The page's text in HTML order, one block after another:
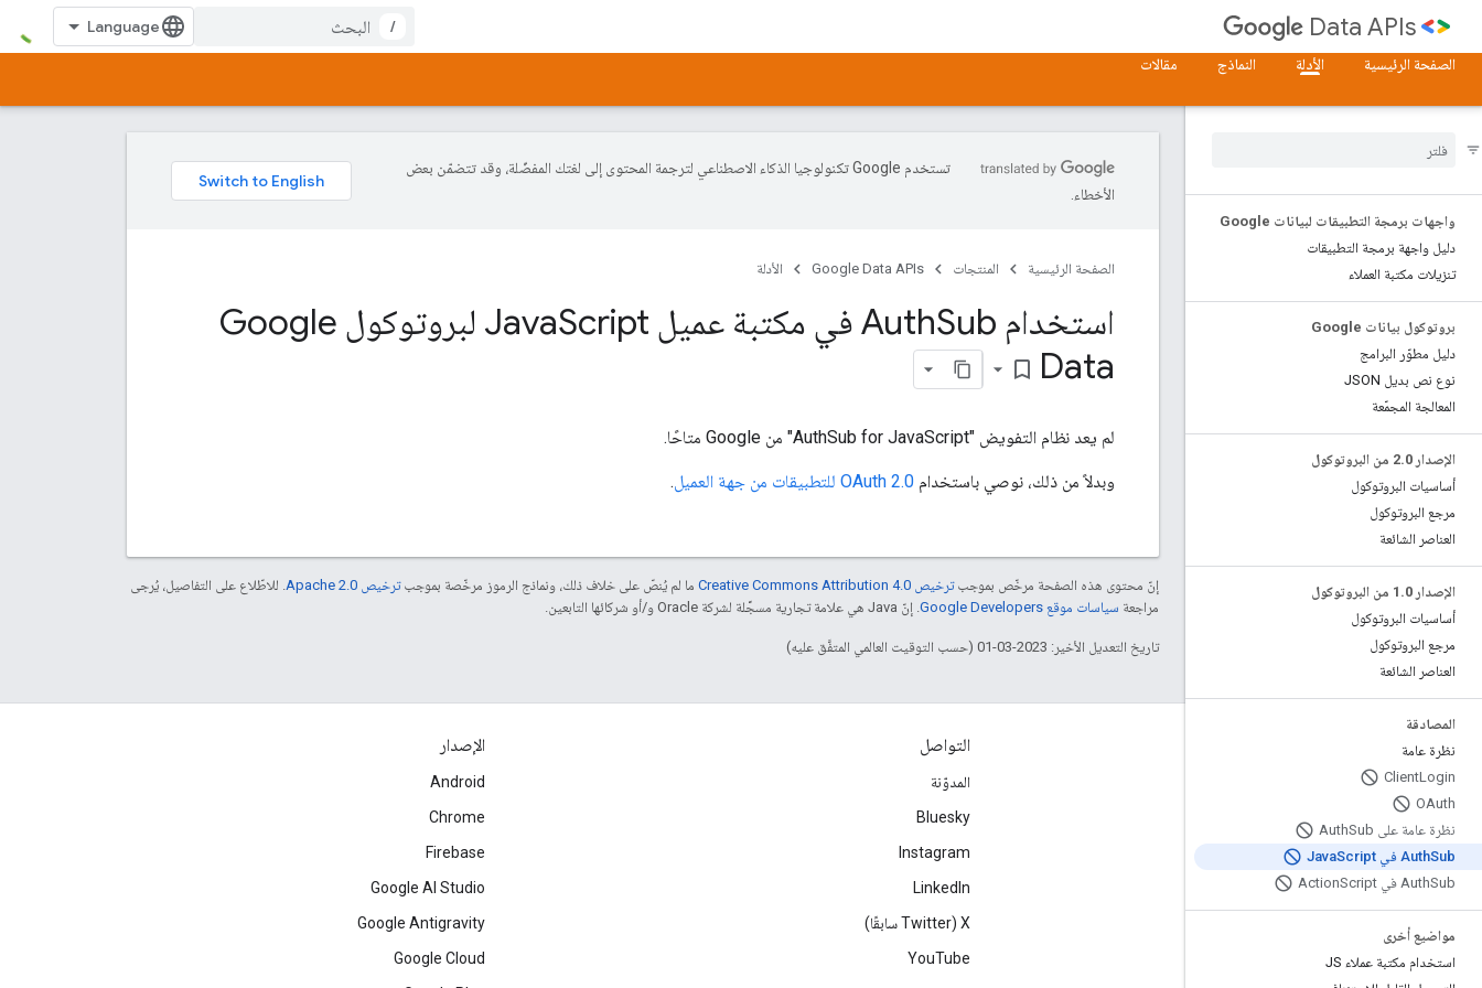
Data APIs
/
الصفحة الرئيسية
الأدلة النماذج مقالات
واجهات برمجة التطبيقات لبيانات Google
دليل واجهة برمجة التطبيقات
تنزيلات مكتبة العملاء
بروتوكول بيانات Google
دليل مطوّر البرامج
نوع نص بديل JSON
المعالجة المجمّعة
الإصدار 2 .0 من البروتوكول
أساسيات البروتوكول
مرجع البروتوكول
العناصر الشائعة
الإصدار 1 .0 من البروتوكول
أساسيات البروتوكول
مرجع البروتوكول
العناصر الشائعة
المصادقة
نظرة عامة
ClientLogin
OAuth
نظرة عامة على Auth Sub
AuthSub في Java
Script
AuthSub في Action Script
مواضيع أخرى
استخدام مكتبة عملاء JS
تستخدم Google تكنولوجيا الذكاء الاصطناعي لترجمة المحتوى إلى لغتك المفضّلة، وقد تتضمّن بعض
الأخطاء.
الصفحة الرئيسية المنتجات Google Data APIs الأدلة
استخدام Auth Sub في مكتبة عميل Java
Script لبروتوكول Google
Data
bookmark_border
لم يعد نظام التفويض "AuthSub for JavaScript" من Google متاحًا.
وبدلاً من ذلك، نوصي باستخدام OAuth 2.0 للتطبيقات من جهة العميل .
إنّ محتوى هذه الصفحة مرخّص بموجبترخيص Creative Commons Attribution 4.0‏ ما لم يُنصّ على خلاف ذلك، ونماذج الرموز مرخّصة بموجبترخيص Apache 2.0‏
. للاطّلاع على التفاصيل، يُرجى
مراجعة سياسات موقع Google Developers‏ . إنّ Java هي علامة تجارية مسجَّلة لشركة Oracle و/أو شركائها التابعين.
تاريخ التعديل الأخير: 2023-03-01 (حسب التوقيت العالمي المتفَّق عليه)
التفاعل
Google Developer Program
Google Developer Groups
Google Developer Experts
Accelerators
Google Cloud & NVIDIA
التواصل
المدوّنة
Bluesky
Instagram
LinkedIn
‫X ‏(Twitter سابقًا)
YouTube
الإصدار
Android
Chrome
Firebase
Google AI Studio
Google Antigravity
Google Cloud